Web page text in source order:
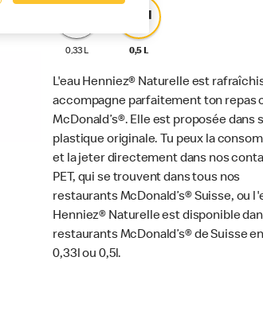
0,33 L
Med
0,5 L
L'eau Henniez® Naturelle est
accompagne parfaitement ton repas
McDonald’s®. Elle est proposée dans
plastique originale. Tu peux la
et la jeter directement dans nos
PET, qui se trouvent dans tous nos
restaurants McDonald’s® Suisse, ou
Henniez® Naturelle est disponible
restaurants McDonald’s® de Suisse
0,33l ou 0,5l.